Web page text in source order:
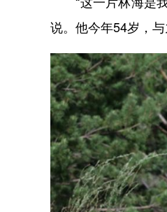
说。他今年54岁，